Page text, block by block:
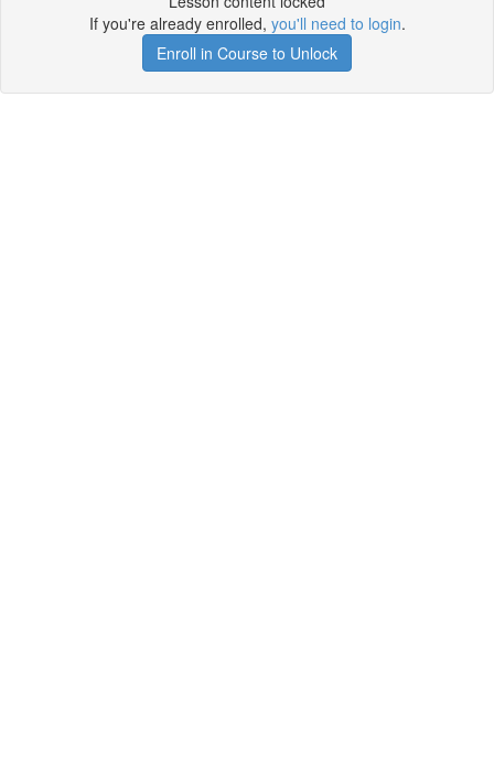
If you're already enrolled, you'll need to login.
Enroll in Course to Unlock